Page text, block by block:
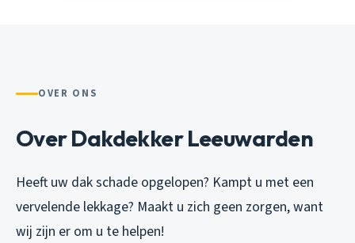
OVER ONS
Over Dakdekker Leeuwarden
Heeft uw dak schade opgelopen? Kampt u met een
vervelende lekkage? Maakt u zich geen zorgen, want
wij zijn er om u te helpen!